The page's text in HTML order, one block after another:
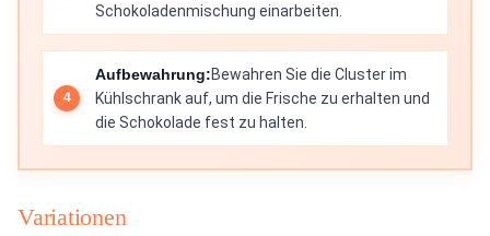
Schokoladenmischung einarbeiten.
Aufbewahrung:Bewahren Sie die Cluster im
Kühlschrank auf, um die Frische zu erhalten und
die Schokolade fest zu halten.
Variationen